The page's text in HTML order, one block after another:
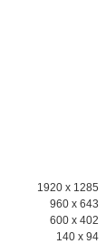
1920 x 1285
960 x 643
600 x 402
140 x 94